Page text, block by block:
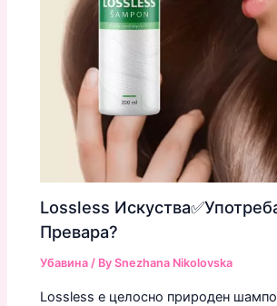
Lossless
Превара?
Убавина / BySnezhana Nikolovska
Lossless е целосно природен